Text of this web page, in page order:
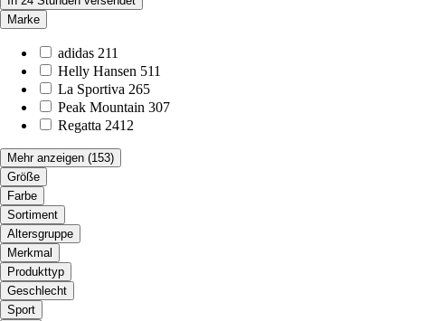
Marke
adidas 211
Helly Hansen 511
La Sportiva 265
Peak Mountain 307
Regatta 2412
Mehr anzeigen (153)
Größe
Farbe
Sortiment
Altersgruppe
Merkmal
Produkttyp
Geschlecht
Sport